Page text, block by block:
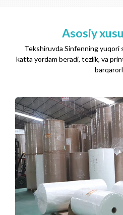
Asosiy
Tekshiruvda Sinfenning yuqori
katta yordam beradi, tezlik, va